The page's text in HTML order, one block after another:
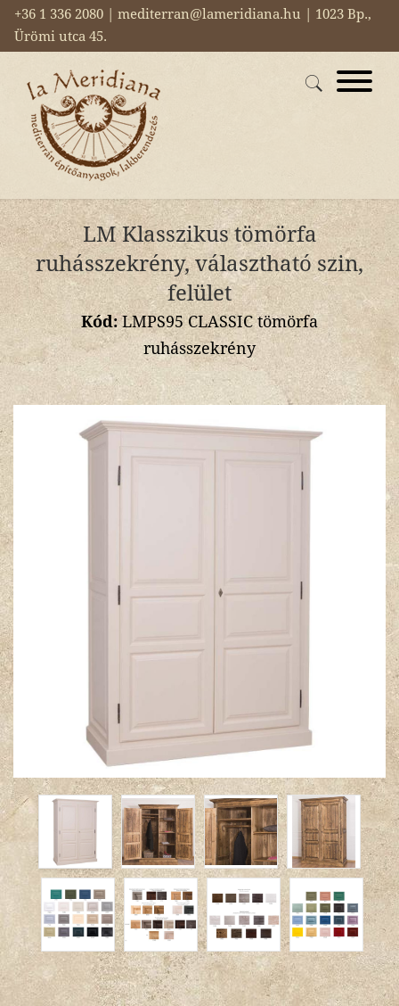
+36 1 336 2080 | mediterran@lameridiana.hu | 1023 Bp.,
Ürömi utca 45.
LM Klasszikus tömörfa
ruhásszekrény, választható szin,
felület
Kód:LMPS95 CLASSIC tömörfa
ruhásszekrény